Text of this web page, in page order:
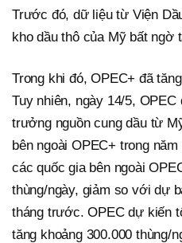
Trước đó, dữ liệu từ Viện
kho dầu thô của Mỹ bất ngờ
Trong khi đó, OPEC+ đã
Tuy nhiên, ngày 14/5,
trưởng nguồn cung dầu từ
bên ngoài OPEC+ trong
các quốc gia bên ngoài
thùng/ngày, giảm so với dự
tháng trước. OPEC dự kiến
tăng khoảng 300.000 thùng/